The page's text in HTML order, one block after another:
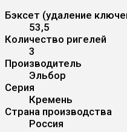
Бэксет (удаление
53,5
Количество ригелей
3
Производитель
Эльбор
Серия
Кремень
Страна производства
Россия